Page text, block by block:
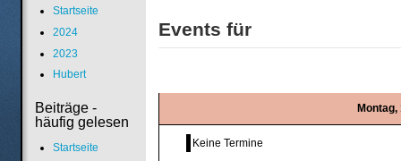
Events für
Montag,
Keine Termine
Startseite
2024
2023
Hubert
Beiträge -
häufig gelesen
Startseite